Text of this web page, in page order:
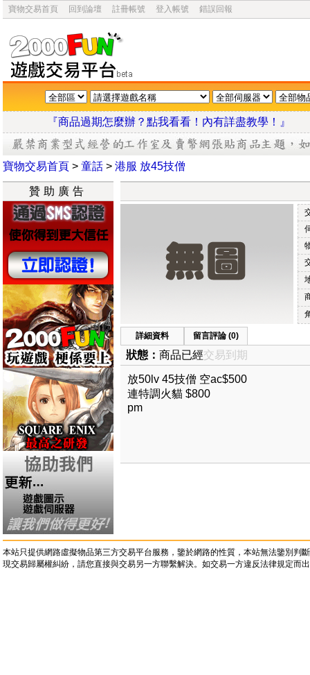
寶物交易首頁 回到論壇 註冊帳號 登入帳號 錯誤回報
『商品過期怎麼辦？點我看看！內有詳盡教學
寶物交易首頁> 童話> 港服 放45技僧
贊助廣告
詳細資料 留言評論 (0)
狀態： 商品已經交易到期
放50lv 45技僧 空ac$500
連特調火貓 $800
pm
本站只提供網路虛擬物品第三方交易平台服務，鑒於網路的性質，本站無法鑒別
現交易歸屬權糾紛，請您直接與交易另一方聯繫解決。如交易一方違反法律規定